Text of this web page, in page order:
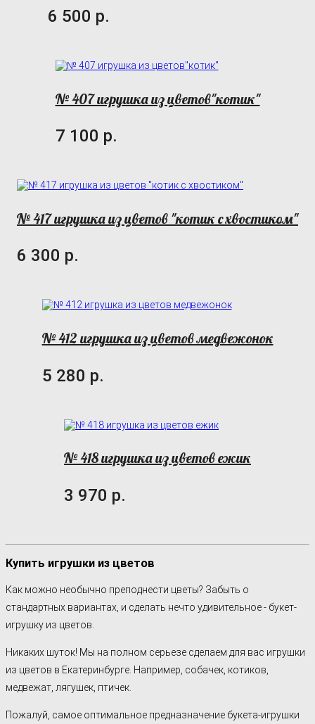
6 500 р.
№ 407 игрушка из цветов"котик"
7 100 р.
№ 417 игрушка из цветов "котик с хвостиком"
6 300 р.
№ 412 игрушка из цветов медвежонок
5 280 р.
№ 418 игрушка из цветов ежик
3 970 р.
Купить игрушки из цветов
Как можно необычно преподнести цветы? Забыть о
стандартных вариантах, и сделать нечто удивительное - букет-
игрушку из цветов.
Никаких шуток! Мы на полном серьезе сделаем для вас игрушки
из цветов в Екатеринбурге. Например, собачек, котиков,
медвежат, лягушек, птичек.
Пожалуй, самое оптимальное предназначение букета-игрушки